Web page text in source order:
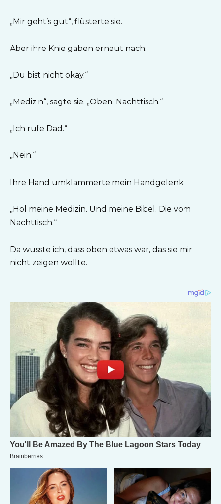
„Mir geht’s gut“, flüsterte sie.
Aber ihre Knie gaben erneut nach.
„Du bist nicht okay.“
„Medizin“, sagte sie. „Oben. Nachttisch.“
„Ich rufe Dad.“
„Nein.“
Ihre Hand umklammerte mein Handgelenk.
„Hol meine Medizin. Und meine Bibel. Die vom
Nachttisch.“
Da wusste ich, dass oben etwas war, das sie mir
nicht zeigen wollte.